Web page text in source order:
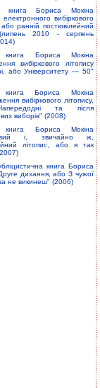
книга Бориса Мокіна
вибіркового
або ранній постювілейний
2010 - серпень
Бориса Мокіна
вибіркового літопису
або Університету — 50"
книга Бориса Мокіна
вибіркового літопису,
та після
виборів" (2008)
книга Бориса Мокіна
і, звичайно ж,
літопис, або я так
книга Бориса
дихання, або З чужої
не викинеш" (2006)